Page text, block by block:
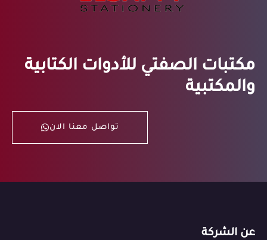
مكتبات الصفتي للأدوات الكتابية
والمكتبية
تواصل معنا الان
عن الشركة